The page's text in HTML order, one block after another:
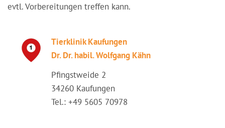
evtl. Vorbereitungen treffen kann.
Tierklinik Kaufungen
Dr. Dr. habil. Wolfgang Kähn
Pfingstweide 2
34260 Kaufungen
Tel.: +49 5605 70978